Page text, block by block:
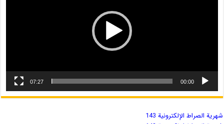
00:00
07:27
شهریة الصراط الإلكترونية 143